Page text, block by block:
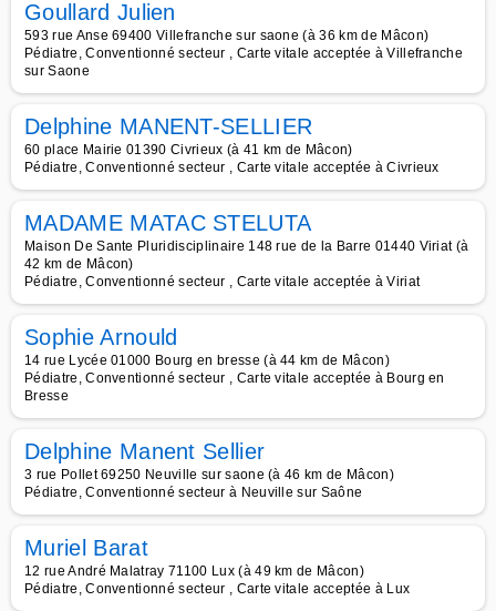
Goullard Julien
593 rue Anse 69400 Villefranche sur saone (à 36 km de Mâcon)
Pédiatre, Conventionné secteur , Carte vitale acceptée à Villefranche
sur Saone
Delphine MANENT-SELLIER
60 place Mairie 01390 Civrieux (à 41 km de Mâcon)
Pédiatre, Conventionné secteur , Carte vitale acceptée à Civrieux
MADAME MATAC STELUTA
Maison De Sante Pluridisciplinaire 148 rue de la Barre 01440 Viriat (à
42 km de Mâcon)
Pédiatre, Conventionné secteur , Carte vitale acceptée à Viriat
Sophie Arnould
14 rue Lycée 01000 Bourg en bresse (à 44 km de Mâcon)
Pédiatre, Conventionné secteur , Carte vitale acceptée à Bourg en
Bresse
Delphine Manent Sellier
3 rue Pollet 69250 Neuville sur saone (à 46 km de Mâcon)
Pédiatre, Conventionné secteur à Neuville sur Saône
Muriel Barat
12 rue André Malatray 71100 Lux (à 49 km de Mâcon)
Pédiatre, Conventionné secteur , Carte vitale acceptée à Lux